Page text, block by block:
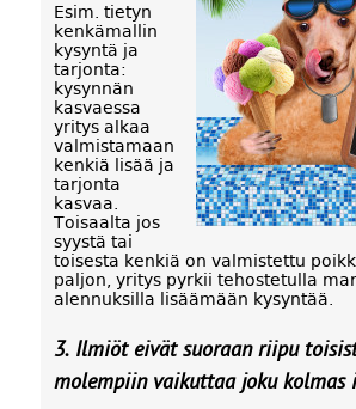
Esim. tietyn
kenkämallin
kysyntä ja
tarjonta:
kysynnän
kasvaessa
yritys alkaa
valmistamaan
kenkiä lisää ja
tarjonta
kasvaa.
Toisaalta jos
syystä tai
toisesta kenkiä on valmistettu
paljon, yritys pyrkii tehostetulla
alennuksilla lisäämään kysyntää.
3. Ilmiöt eivät suoraan riipu
molempiin vaikuttaa joku kolmas